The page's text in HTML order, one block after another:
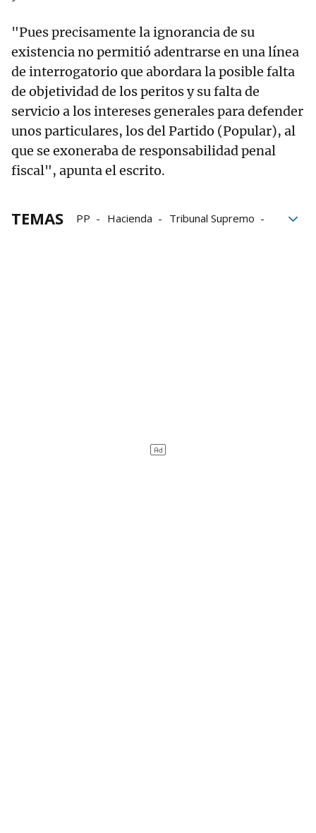
"Pues precisamente la ignorancia de su
existencia no permitió adentrarse en una línea
de interrogatorio que abordara la posible falta
de objetividad de los peritos y su falta de
servicio a los intereses generales para defender
unos particulares, los del Partido (Popular), al
que se exoneraba de responsabilidad penal
fiscal", apunta el escrito.
TEMAS PP Hacienda
Tribunal Supremo